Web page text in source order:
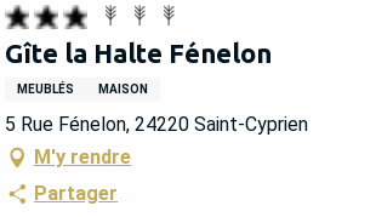
Gîte la Halte Fénelon
MEUBLÉS MAISON
5 Rue Fénelon, 24220 Saint-Cyprien
M'y rendre
Partager